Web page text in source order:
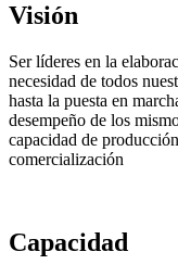
Visión
Ser líderes en la
necesidad de todos
hasta la puesta en
desempeño de los
capacidad de
comercialización
Capacidad